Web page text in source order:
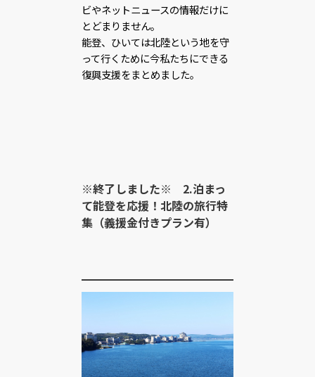
ビやネットニュースの情報だけに
とどまりません。
能登、ひいては北陸という地を守
って行くために今私たちにできる
復興支援をまとめました。
※終了しました※ 2.泊まっ
て能登を応援！北陸の旅行特
集（義援金付きプラン有）